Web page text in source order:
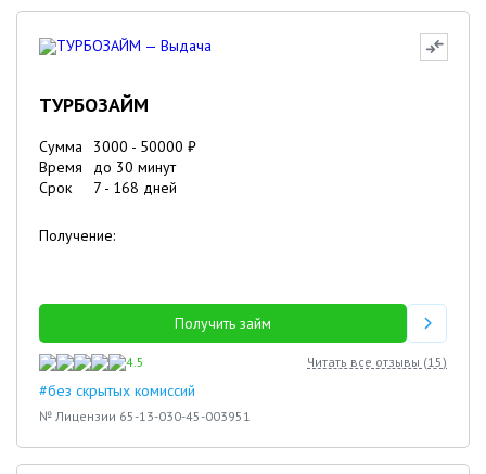
ТУРБОЗАЙМ
Сумма 3000 - 50000 ₽
Время
до 30 минут
Срок
7 - 168 дней
Получение:
Получить займ
4.5 Читать все отзывы (15)
#без скрытых комиссий
№ Лицензии 65-13-030-45-003951